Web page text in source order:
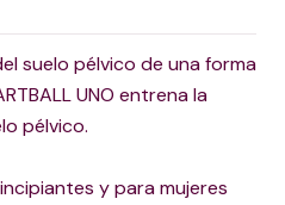
suelo pélvico de una forma
UNO entrena la
pélvico.
y para mujeres